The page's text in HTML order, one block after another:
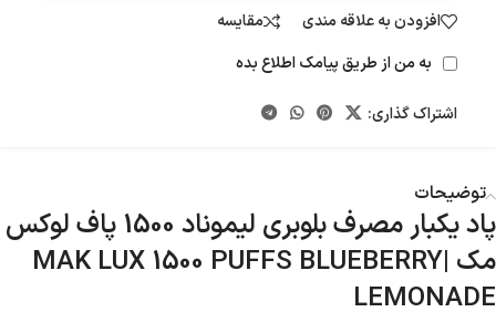
افزودن به علاقه مندی
مقایسه
به من از طریق پیامک اطلاع بده
اشتراک گذاری:
توضیحات
پاد یکبار مصرف بلوبری لیموناد 1500 پاف لوکس
مک |MAK LUX 1500 PUFFS BLUEBERRY
LEMONADE